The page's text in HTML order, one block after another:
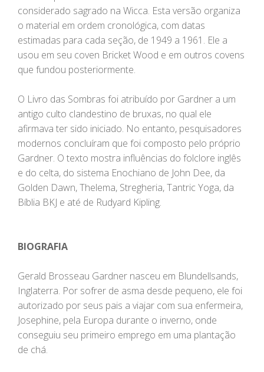
considerado sagrado na Wicca. Esta versão organiza
o material em ordem cronológica, com datas
estimadas para cada seção, de 1949 a 1961. Ele a
usou em seu coven Bricket Wood e em outros covens
que fundou posteriormente.
O Livro das Sombras foi atribuído por Gardner a um
antigo culto clandestino de bruxas, no qual ele
afirmava ter sido iniciado. No entanto, pesquisadores
modernos concluíram que foi composto pelo próprio
Gardner. O texto mostra influências do folclore inglês
e do celta, do sistema Enochiano de John Dee, da
Golden Dawn, Thelema, Stregheria, Tantric Yoga, da
Bíblia BKJ e até de Rudyard Kipling.
BIOGRAFIA
Gerald Brosseau Gardner nasceu em Blundellsands,
Inglaterra. Por sofrer de asma desde pequeno, ele foi
autorizado por seus pais a viajar com sua enfermeira,
Josephine, pela Europa durante o inverno, onde
conseguiu seu primeiro emprego em uma plantação
de chá.